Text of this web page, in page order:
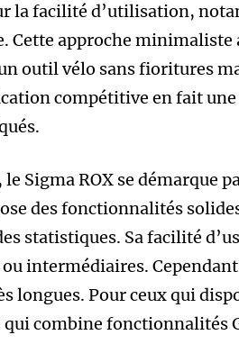
la facilité d’utilisation,
Cette approche
outil vélo sans fioritures
compétitive en fait
Sigma ROX se démarque
des fonctionnalités
statistiques. Sa facilité
intermédiaires.
longues. Pour ceux qui
combine fonctionnalités